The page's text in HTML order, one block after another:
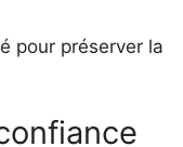
pour préserver la